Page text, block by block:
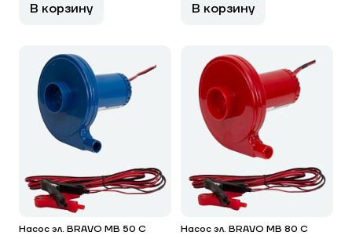
В корзину В корзину
Насос эл. BRAVO MB 50 C Насос эл. BRAVO MB 80 С